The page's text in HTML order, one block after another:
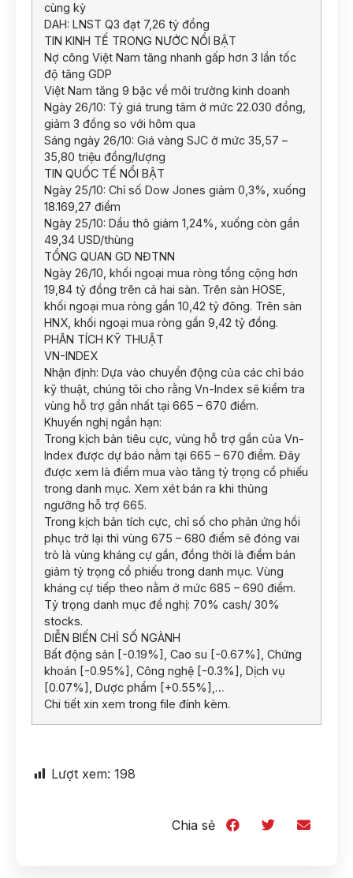
cùng kỳ
DAH: LNST Q3 đạt 7,26 tỷ đồng
TIN KINH TẾ TRONG NƯỚC NỔI BẬT
Nợ công Việt Nam tăng nhanh gấp hơn 3 lần tốc
độ tăng GDP
Việt Nam tăng 9 bậc về môi trường kinh doanh
Ngày 26/10: Tỷ giá trung tâm ở mức 22.030 đồng,
giảm 3 đồng so với hôm qua
Sáng ngày 26/10: Giá vàng SJC ở mức 35,57 –
35,80 triệu đồng/lượng
TIN QUỐC TẾ NỔI BẬT
Ngày 25/10: Chỉ số Dow Jones giảm 0,3%, xuống
18.169,27 điểm
Ngày 25/10: Dầu thô giảm 1,24%, xuống còn gần
49,34 USD/thùng
TỔNG QUAN GD NĐTNN
Ngày 26/10, khối ngoại mua ròng tổng cộng hơn
19,84 tỷ đồng trên cả hai sàn. Trên sàn HOSE,
khối ngoại mua ròng gần 10,42 tỷ đông. Trên sàn
HNX, khối ngoại mua ròng gần 9,42 tỷ đồng.
PHÂN TÍCH KỸ THUẬT
VN-INDEX
Nhận định: Dựa vào chuyển động của các chỉ báo
kỹ thuật, chúng tôi cho rằng Vn-Index sẽ kiểm tra
vùng hỗ trợ gần nhất tại 665 – 670 điểm.
Khuyến nghị ngắn hạn:
Trong kịch bản tiêu cực, vùng hỗ trợ gần của Vn-
Index được dự báo nằm tại 665 – 670 điểm. Đây
được xem là điểm mua vào tăng tỷ trọng cổ phiếu
trong danh mục. Xem xét bán ra khi thủng
ngưỡng hỗ trợ 665.
Trong kịch bản tích cực, chỉ số cho phản ứng hồi
phục trở lại thì vùng 675 – 680 điểm sẽ đóng vai
trò là vùng kháng cự gần, đồng thời là điểm bán
giảm tỷ trọng cổ phiếu trong danh mục. Vùng
kháng cự tiếp theo nằm ở mức 685 – 690 điểm.
Tỷ trọng danh mục đề nghị: 70% cash/ 30%
stocks.
DIỄN BIẾN CHỈ SỐ NGÀNH
Bất động sản [-0.19%], Cao su [-0.67%], Chứng
khoán [-0.95%], Công nghệ [-0.3%], Dịch vụ
[0.07%], Dược phẩm [+0.55%],…
Chi tiết xin xem trong file đính kèm.
Lượt xem: 198
Chia sẻ